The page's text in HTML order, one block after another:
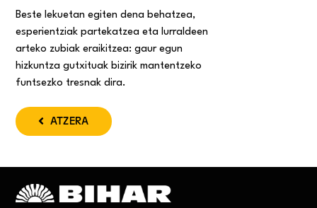
Beste lekuetan egiten dena behatzea,
esperientziak partekatzea eta lurraldeen
arteko zubiak eraikitzea: gaur egun
hizkuntza gutxituak bizirik mantentzeko
funtsezko tresnak dira.
ATZERA